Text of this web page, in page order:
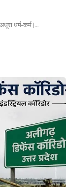
धर्म-कर्म |…